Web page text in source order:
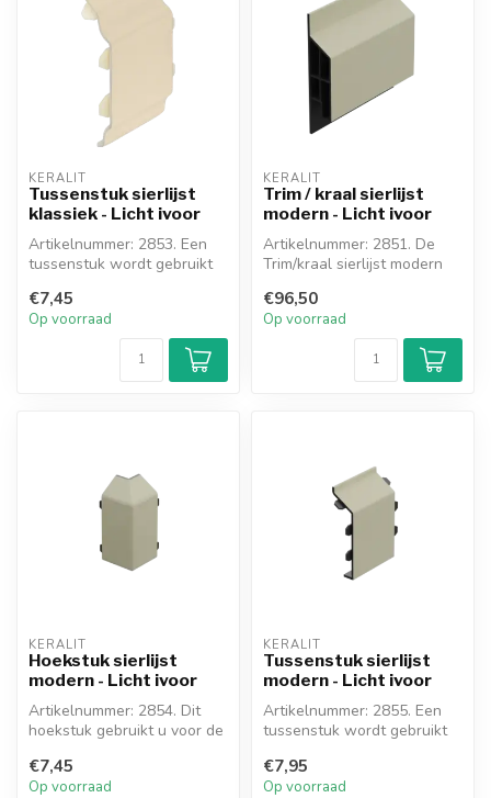
KERALIT
Tussenstuk sierlijst
klassiek - Licht ivoor
Artikelnummer: 2853. Een
tussenstuk wordt gebruikt
€7,45
Op voorraad
KERALIT
Trim / kraal sierlijst
modern - Licht ivoor
Artikelnummer: 2851. De
Trim/kraal sierlijst modern
bovenka...
€96,50
Op voorraad
KERALIT
Hoekstuk sierlijst
modern - Licht ivoor
Artikelnummer: 2854. Dit
hoekstuk gebruikt u voor de
€7,45
Op voorraad
KERALIT
Tussenstuk sierlijst
modern - Licht ivoor
Artikelnummer: 2855. Een
tussenstuk wordt gebruikt
€7,95
Op voorraad